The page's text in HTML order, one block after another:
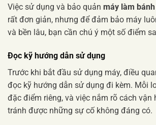
Việc sử dụng và bảo quản máy làm
rất đơn giản, nhưng để đảm bảo máy
và bền lâu, bạn cần chú ý một số điểm
Đọc kỹ hướng dẫn sử dụng
Trước khi bắt đầu sử dụng máy, điều
đọc kỹ hướng dẫn sử dụng đi kèm. Mỗi
đặc điểm riêng, và việc nắm rõ cách vận
tránh được những sự cố không đáng có.